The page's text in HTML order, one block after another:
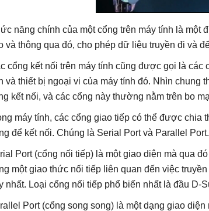
năng chính của một cổng trên máy tính là một
và thông qua đó, cho phép dữ liệu truyền đi và
cổng kết nối trên máy tính cũng được gọi là
và thiết bị ngoại vi của máy tính đó. Nhìn chung
kết nối, và các cổng này thường nằm trên bo
máy tính, các cổng giao tiếp có thể được
để kết nối. Chúng là Serial Port và Parallel Port.
Port (cổng nối tiếp) là một giao diện mà qua
một giao thức nối tiếp liên quan đến việc
nhất. Loại cổng nối tiếp phổ biến nhất là đầu D-
Port (cổng song song) là một dạng giao